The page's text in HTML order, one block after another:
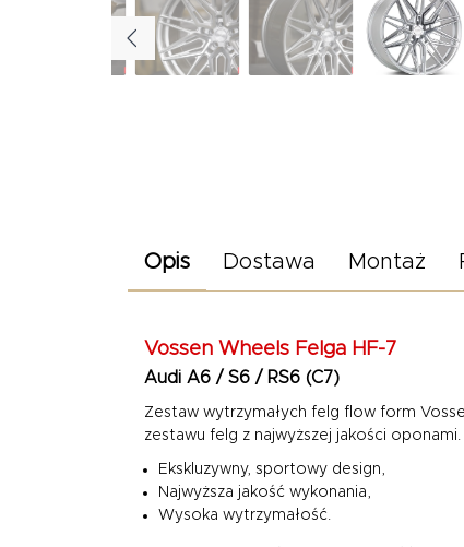
Opis Dostawa Montaż
Vossen Wheels Felga HF-7
Audi A6 / S6 / RS6 (C7)
Zestaw wytrzymałych felg flow form
zestawu felg z najwyższej jakości oponami.
Ekskluzywny, sportowy design,
Najwyższa jakość wykonania,
Wysoka wytrzymałość.